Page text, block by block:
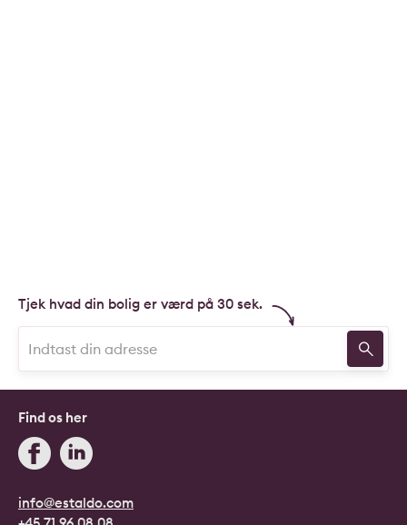
Tjek hvad din bolig er værd på 30 sek.
info@estaldo.com
Find os her